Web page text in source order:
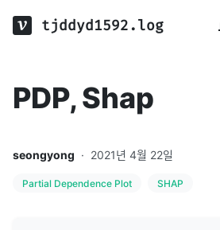
tjddyd1592.log
PDP, Shap
seongyong · 2021년 4월 22일
Partial Dependence Plot SHAP